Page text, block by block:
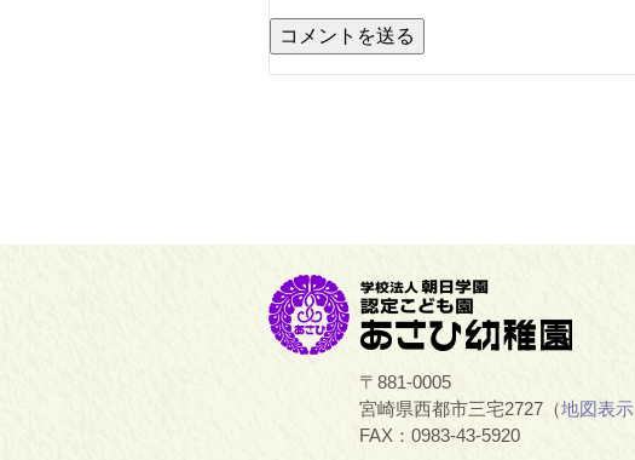
〒881-0005
宮崎県西都市三宅2727（地図表示
FAX：0983-43-5920